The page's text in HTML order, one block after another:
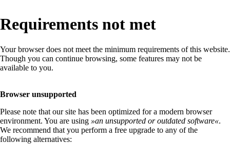
Requirements not met
Your browser does not meet the minimum requirements of this website.
Though you can continue browsing, some features may not be
available to you.
Browser unsupported
Please note that our site has been optimized for a modern browser
environment. You are using »an unsupported or outdated software«.
We recommend that you perform a free upgrade to any of the
following alternatives: